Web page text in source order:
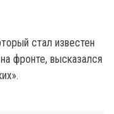
стал известен
фронте, высказался